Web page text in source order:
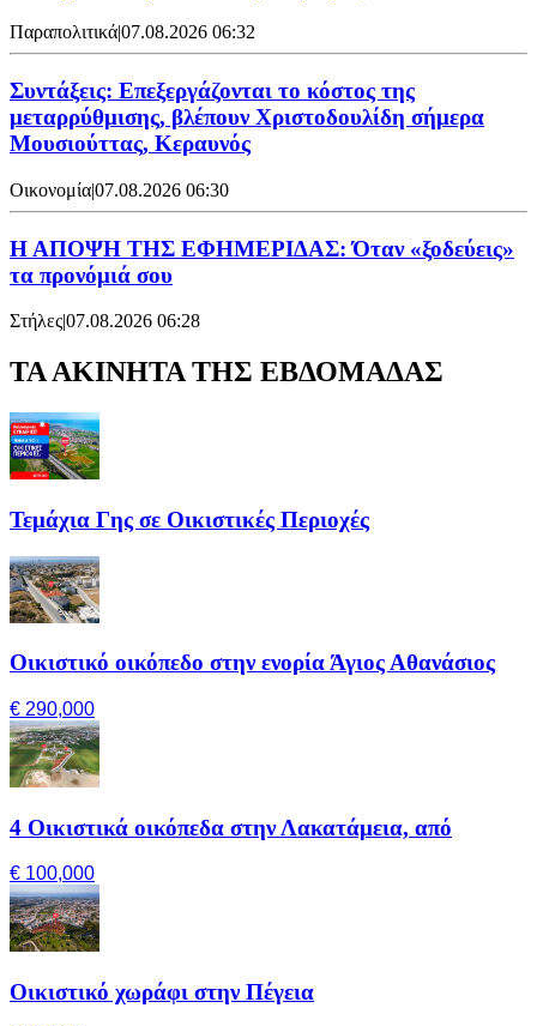
Παραπολιτικά07.08.2026 06:32
Συντάξεις: Επεξεργάζονται το κόστος της
μεταρρύθμισης, βλέπουν Χριστοδουλίδη σήμερα
Μουσιούττας, Κεραυνός
Οικονομία|07.08.2026 06:30
Η ΑΠΟΨΗ ΤΗΣ ΕΦΗΜΕΡΙΔΑΣ: Όταν «ξοδεύεις»
τα προνόμιά σου
Στήλες|07.08.2026 06:28
ΤΑ ΑΚΙΝΗΤΑ ΤΗΣ ΕΒΔΟΜΑΔΑΣ
Τεμάχια Γης σε Οικιστικές Περιοχές
Οικιστικό οικόπεδο στην ενορία Άγιος Αθανάσιος
€ 290,000
4 Οικιστικά οικόπεδα στην Λακατάμεια, από
€ 100,000
Οικιστικό χωράφι στην Πέγεια